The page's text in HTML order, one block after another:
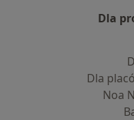
Dla
Dla
Noa